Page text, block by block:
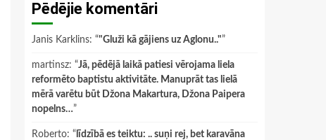
Pēdējie komentāri
Janis Karklins: “"Gluži kā gājiens uz Aglonu.."”
martinsz: “Jā, pēdējā laikā patiesi vērojama liela
reformēto baptistu aktivitāte. Manuprāt tas lielā
mērā varētu būt Džona Makartura, Džona Paipera
nopelns…”
Roberto: “ līdzībā es teiktu: .. suņi rej, bet karavāna